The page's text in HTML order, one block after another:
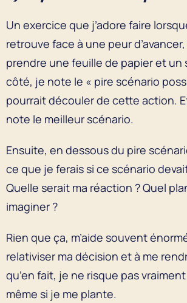
Un exercice que j’adore faire
retrouve face à une peur d’avancer,
prendre une feuille de papier et un
côté, je note le « pire scénario
pourrait découler de cette action.
note le meilleur scénario.
Ensuite, en dessous du pire
ce que je ferais si ce scénario
Quelle serait ma réaction ? Quel
imaginer ?
Rien que ça, m’aide souvent
relativiser ma décision et à me
qu’en fait, je ne risque pas
même si je me plante.